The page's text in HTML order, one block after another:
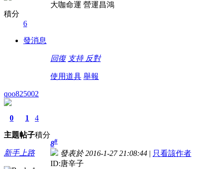
積分
6
發消息
大咖命運 營運昌鴻
回復 支持 反對
使用道具 舉報
qoo825002
0
主題
1
帖子
4
積分
新手上路
8#
發表於 2016-1-27 21:08:44 | 只看該作者
ID:唐辛子